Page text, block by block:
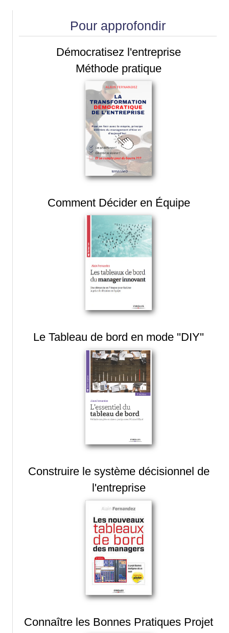
Pour approfondir
Démocratisez l'entreprise
Méthode pratique
Comment Décider en Équipe
Le Tableau de bord en mode "DIY"
Construire le système décisionnel de
l'entreprise
Connaître les Bonnes Pratiques Projet